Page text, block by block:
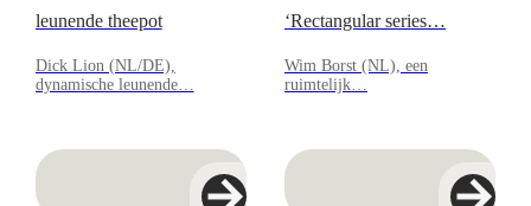
leunende theepot
Dick Lion (NL/DE),
dynamische leunende…
‘Rectangular series…
Wim Borst (NL), een
ruimtelijk…